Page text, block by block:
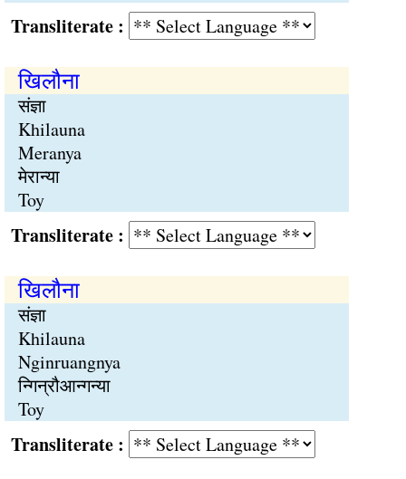
:
खिलौना
संज्ञा
Khilauna
Meranya
मेरान्या
Toy
:
खिलौना
संज्ञा
Khilauna
Nginruangnya
न्गिन्रौआन्गन्या
Toy
: